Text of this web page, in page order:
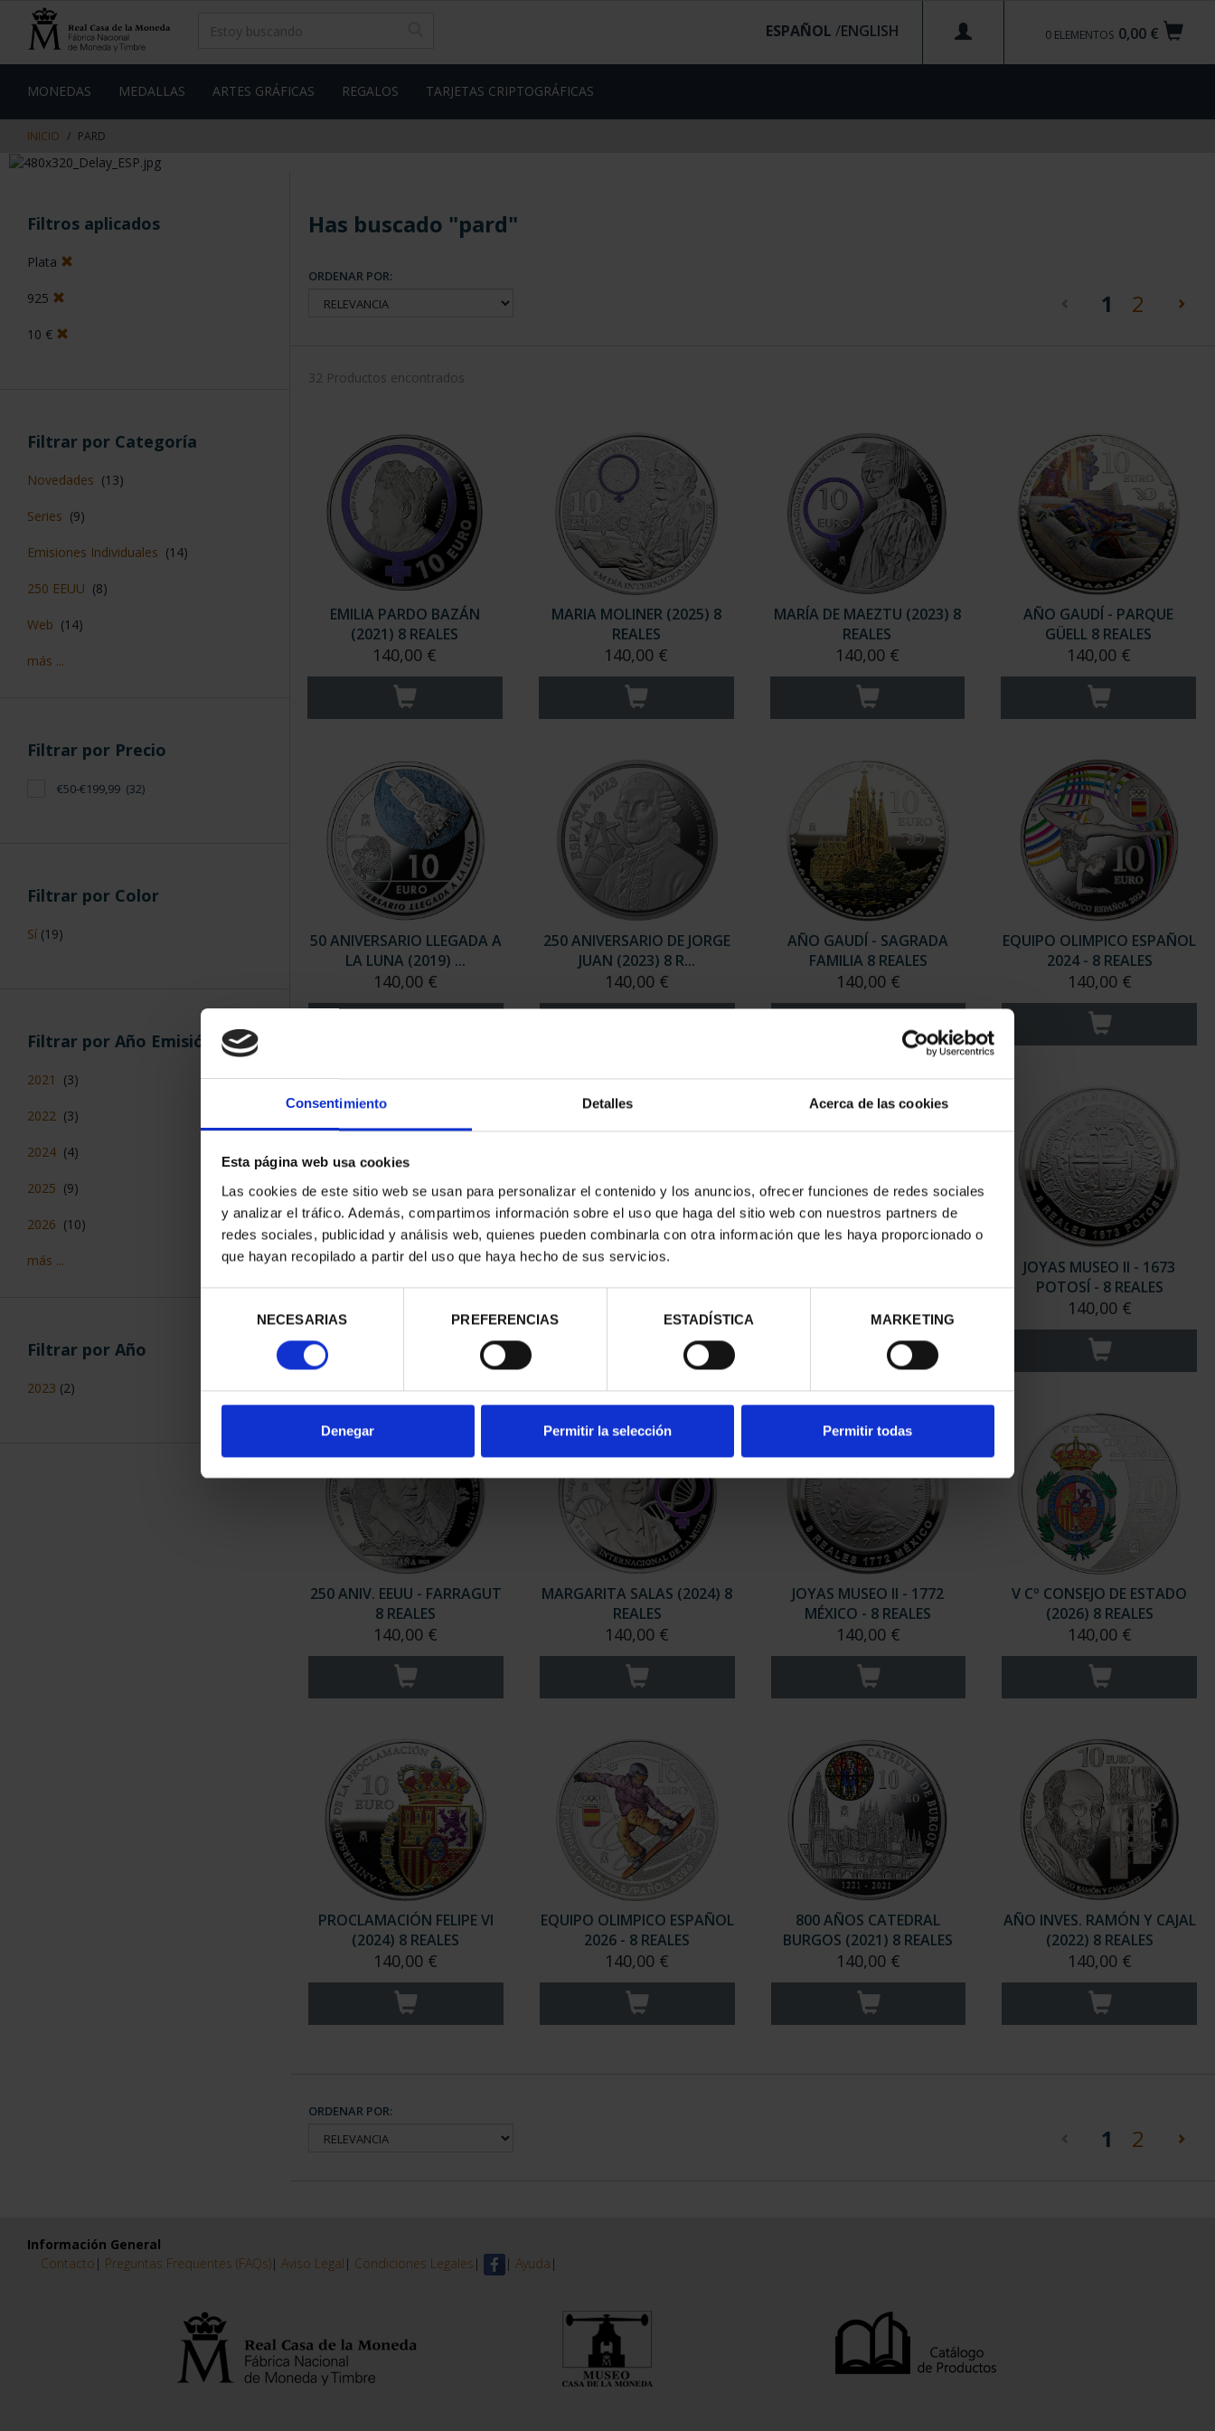
Consentimiento Detalles Acerca de las cookies
Esta página web usa cookies
Las cookies de este sitio web se usan para personalizar el contenido y los anuncios, ofrecer funciones de redes sociales
y analizar el tráfico. Además, compartimos información sobre el uso que haga del sitio web con nuestros partners de
redes sociales, publicidad y análisis web, quienes pueden combinarla con otra información que les haya proporcionado o
que hayan recopilado a partir del uso que haya hecho de sus servicios.
consentimiento
NECESARIAS PREFERENCIAS ESTADÍSTICA MARKETING
Denegar Permitir la selección Permitir todas
contenido
de
0,00 €
0 ELEMENTOS
ESPAÑOL /
MONEDAS MEDALLAS ARTES GRÁFICAS REGALOS TARJETAS CRIPTOGRÁFICAS
INICIO PARD
Filtros aplicados
Plata
925
10 €
Filtrar por Categoría
Novedades (13)
Series (9)
Emisiones Individuales (14)
250 EEUU (8)
Web (14)
más ...
Filtrar por Precio
€50-€199,99 (32)
Filtrar por Color
Sí (19)
Filtrar por Año Emisión
2021 (3)
2022 (3)
2024 (4)
2025 (9)
2026 (10)
más ...
Filtrar por Año
2023 (2)
Has buscado "pard"
ORDENAR POR:
1 (current)
2
32 Productos encontrados
EMILIA PARDO BAZÁN
(2021) 8 REALES
140,00 €
MARIA MOLINER (2025) 8
REALES
140,00 €
MARÍA DE MAEZTU (2023) 8
REALES
140,00 €
AÑO GAUDÍ - PARQUE
GÜELL 8 REALES
140,00 €
50 ANIVERSARIO LLEGADA A
LA LUNA (2019) ...
140,00 €
250 ANIVERSARIO DE JORGE
JUAN (2023) 8 R...
140,00 €
AÑO GAUDÍ - SAGRADA
FAMILIA 8 REALES
140,00 €
EQUIPO OLIMPICO ESPAÑOL
2024 - 8 REALES
140,00 €
250 ANIV. EEUU - FCO.
SAAVEDRA 8 REALES
250 ANIV. EEUU - SOLANO Y
BOTE 8 REALES
REALES
JOYAS MUSEO II - 1673
POTOSÍ - 8 REALES
140,00 €
250 ANIV. EEUU - FARRAGUT
8 REALES
140,00 €
MARGARITA SALAS (2024) 8
REALES
140,00 €
JOYAS MUSEO II - 1772
MÉXICO - 8 REALES
140,00 €
V Cº CONSEJO DE ESTADO
(2026) 8 REALES
140,00 €
PROCLAMACIÓN FELIPE VI
(2024) 8 REALES
140,00 €
EQUIPO OLIMPICO ESPAÑOL
2026 - 8 REALES
140,00 €
800 AÑOS CATEDRAL
BURGOS (2021) 8 REALES
140,00 €
AÑO INVES. RAMÓN Y CAJAL
(2022) 8 REALES
140,00 €
ORDENAR POR:
1 (current)
2
Información General
Contacto | Preguntas Frequentes (FAQs)| Aviso Legal | Condiciones Legales | | Ayuda |